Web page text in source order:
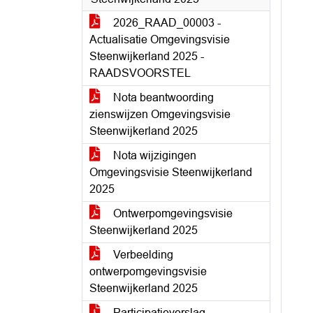
2026_RAAD_00003 -
Actualisatie Omgevingsvisie
Steenwijkerland 2025 -
RAADSVOORSTEL
Nota beantwoording
zienswijzen Omgevingsvisie
Steenwijkerland 2025
Nota wijzigingen
Omgevingsvisie Steenwijkerland
2025
Ontwerpomgevingsvisie
Steenwijkerland 2025
Verbeelding
ontwerpomgevingsvisie
Steenwijkerland 2025